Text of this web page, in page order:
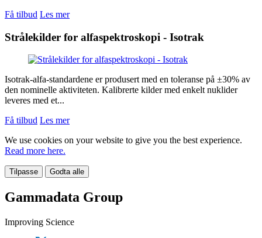
Få tilbud Les mer
Strålekilder for alfaspektroskopi - Isotrak
Isotrak-alfa-standardene er produsert med en toleranse på ±30% av
den nominelle aktiviteten. Kalibrerte kilder med enkelt nuklider
leveres med et...
Få tilbud Les mer
We use cookies on your website to give you the best experience.
Read more here.
Tilpasse Godta alle
Gammadata Group
Improving Science